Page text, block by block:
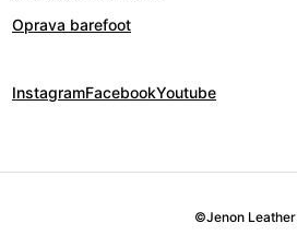
Oprava barefoot
InstagramFacebookYoutube
©Jenon Leather